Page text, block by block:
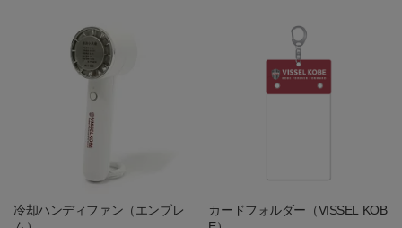
冷却ハンディファン（エンブレ
カードフォルダー（VISSEL KOB